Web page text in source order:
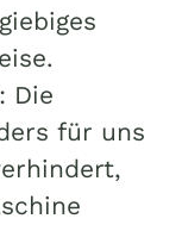
Die
für uns